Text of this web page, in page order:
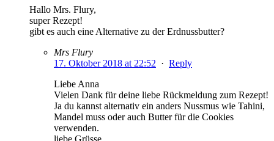
Hallo Mrs. Flury,
super Rezept!
gibt es auch eine Alternative zu der Erdnussbutter?
Mrs Flury
17. Oktober 2018 at 22:52 · Reply
Liebe Anna
Vielen Dank für deine liebe Rückmeldung zum Rezept!
Ja du kannst alternativ ein anders Nussmus wie Tahini,
Mandel muss oder auch Butter für die Cookies
verwenden.